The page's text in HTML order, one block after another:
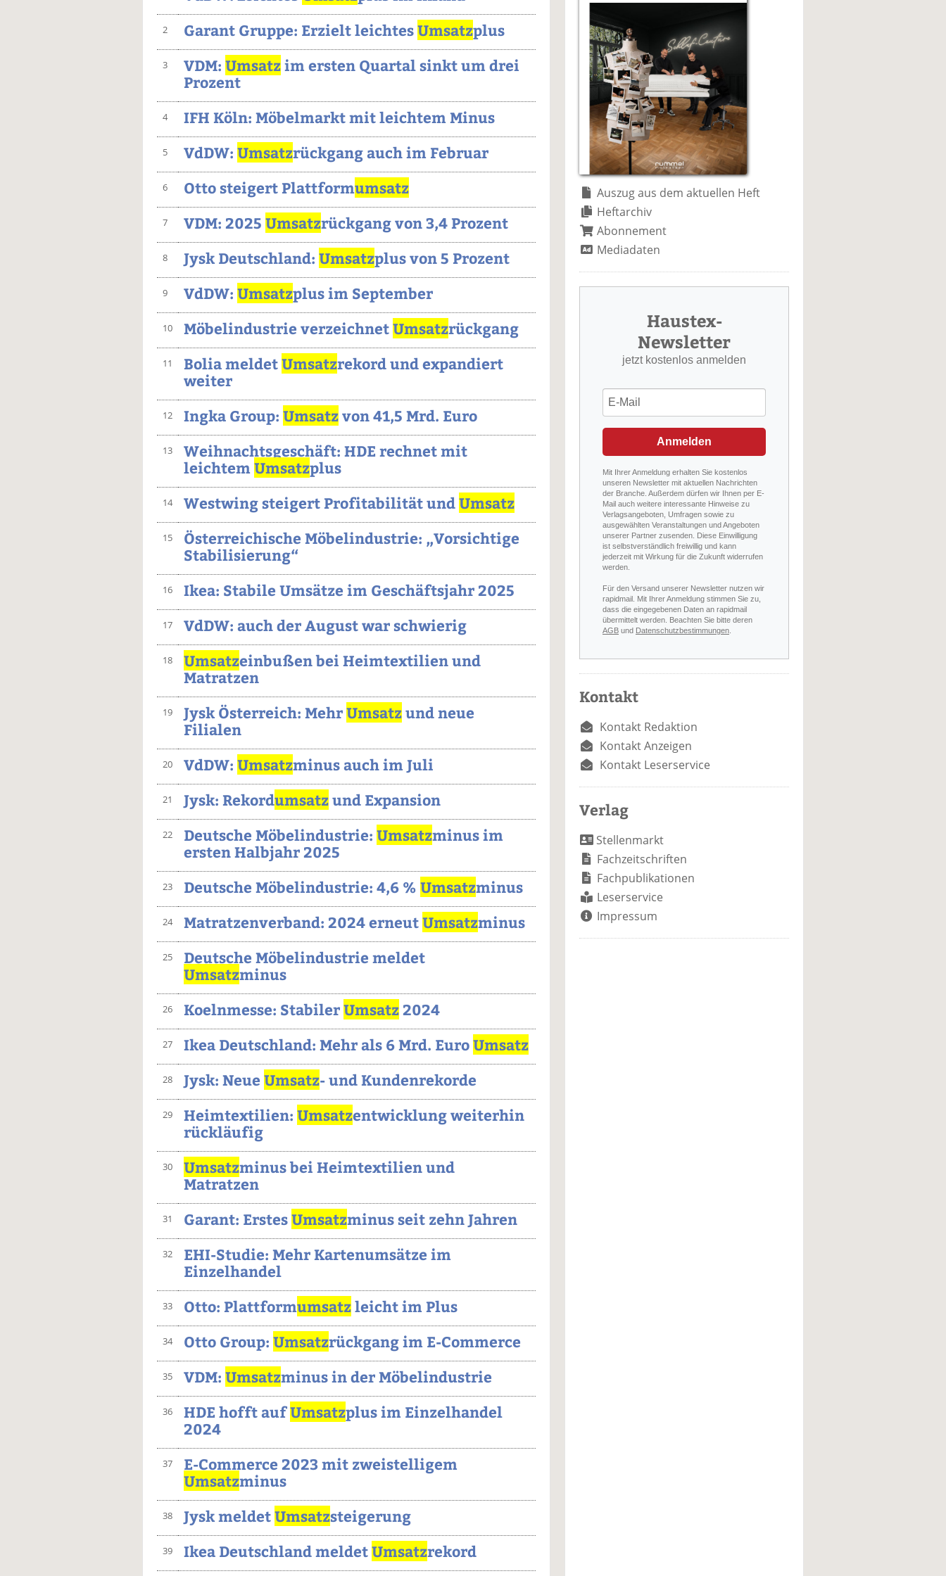
2 Garant Gruppe: Erzielt leichtesUmsatzplus
3 VDM: Umsatzim ersten Quartal sinkt um drei
Prozent
4 IFH Köln: Möbelmarkt mit leichtem Minus
5 VdDW: Umsatzrückgang auch im Februar
6 Otto steigert Plattformumsatz
7 VDM: 2025 Umsatzrückgang von 3,4 Prozent
8 Jysk Deutschland: Umsatzplus von 5 Prozent
9 VdDW: Umsatzplus im September
10 Möbelindustrie verzeichnetUmsatzrückgang
11 Bolia meldetUmsatzrekord und expandiert
weiter
12 Ingka Group: Umsatzvon 41,5 Mrd. Euro
13
Weihnachtsgeschäft: HDE rechnet mit
leichtemUmsatzplus
14 Westwing steigert Profitabilität undUmsatz
15
Österreichische Möbelindustrie: „Vorsichtige
Stabilisierung“
16 Ikea: Stabile Umsätze im Geschäftsjahr 2025
17 VdDW: auch der August war schwierig
18 Umsatzeinbußen bei Heimtextilien und
Matratzen
19 Jysk Österreich: MehrUmsatzund neue
Filialen
20 VdDW: Umsatzminus auch im Juli
21 Jysk: Rekordumsatzund Expansion
22 Deutsche Möbelindustrie: Umsatzminus im
ersten Halbjahr 2025
23 Deutsche Möbelindustrie: 4,6 % Umsatzminus
24 Matratzenverband: 2024 erneutUmsatzminus
25
Deutsche Möbelindustrie meldet
Umsatzminus
26 Koelnmesse: StabilerUmsatz2024
27 Ikea Deutschland: Mehr als 6 Mrd. EuroUmsatz
28 Jysk: Neue Umsatz- und Kundenrekorde
29 Heimtextilien: Umsatzentwicklung weiterhin
rückläufig
30 Umsatzminus bei Heimtextilien und
Matratzen
31 Garant: ErstesUmsatzminus seit zehn Jahren
32
EHI-Studie: Mehr Kartenumsätze im
Einzelhandel
33 Otto: Plattformumsatzleicht im Plus
34 Otto Group: Umsatzrückgang im E-Commerce
35 VDM: Umsatzminus in der Möbelindustrie
36 HDE hofft aufUmsatzplus im Einzelhandel
2024
37
E-Commerce 2023 mit zweistelligem
Umsatzminus
38 Jysk meldetUmsatzsteigerung
39 Ikea Deutschland meldetUmsatzrekord
Auszug aus dem aktuellen Heft
Heftarchiv
Abonnement
Mediadaten
Haustex-
Newsletter
jetzt kostenlos anmelden
Anmelden
Mit Ihrer Anmeldung erhalten Sie kostenlos
unseren Newsletter mit aktuellen Nachrichten
der Branche. Außerdem dürfen wir Ihnen per E-
Mail auch weitere interessante Hinweise zu
Verlagsangeboten, Umfragen sowie zu
ausgewählten Veranstaltungen und Angeboten
unserer Partner zusenden. Diese Einwilligung
ist selbstverständlich freiwillig und kann
jederzeit mit Wirkung für die Zukunft widerrufen
werden.
Für den Versand unserer Newsletter nutzen wir
rapidmail. Mit Ihrer Anmeldung stimmen Sie zu,
dass die eingegebenen Daten an rapidmail
übermittelt werden. Beachten Sie bitte deren
AGB und Datenschutzbestimmungen
Kontakt
Kontakt Redaktion
Kontakt Anzeigen
Kontakt Leserservice
Verlag
Stellenmarkt
Fachzeitschriften
Fachpublikationen
Leserservice
Impressum